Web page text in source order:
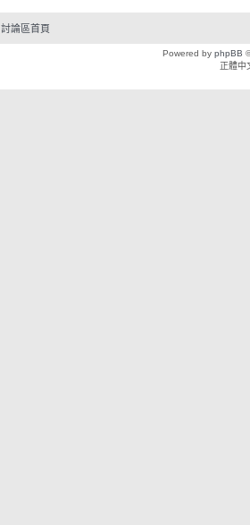
討論區首頁
Powered by phpBB
正體中